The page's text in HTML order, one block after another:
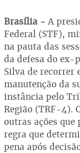
Brasília - A
Federal (STF),
na pauta das
da defesa do ex-
Silva de recorrer
manutenção da
instância pelo
Região (TRF-4).
outras ações
regra que
pena após